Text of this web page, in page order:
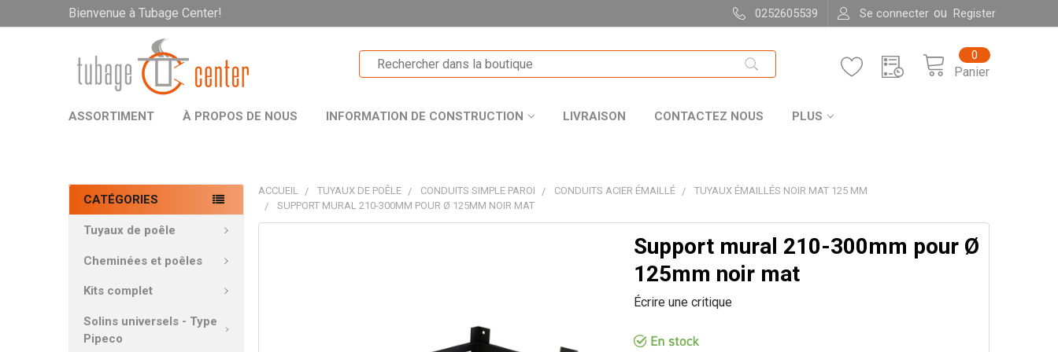
Bienvenue à Tubage Center! 0252605539 Se connecter ou Register
Panier
0
ASSORTIMENT À PROPOS DE NOUS INFORMATION DE CONSTRUCTION LIVRAISON CONTACTEZ NOUS PLUS
CATÉGORIES
Tuyaux de poêle
Cheminées et poêles
Kits complet
Solins universels - Type
Pipeco
ACCUEIL TUYAUX DE POÊLE CONDUITS SIMPLE PAROI CONDUITS ACIER ÉMAILLÉ
TUYAUX ÉMAILLÉS NOIR MAT 125 MM
SUPPORT MURAL 210-300MM POUR Ø 125MM NOIR MAT
Support mural 210-300mm pour Ø
125mm noir mat
Écrire une critique